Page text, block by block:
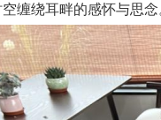
缠绕耳畔的感怀与思